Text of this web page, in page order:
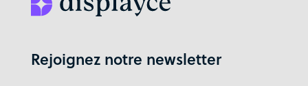
Rejoignez notre newsletter